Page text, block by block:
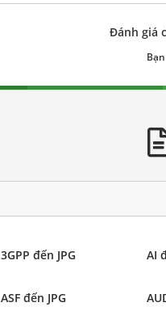
Đánh giá
3GPP đến JPG AI
ASF đến JPG